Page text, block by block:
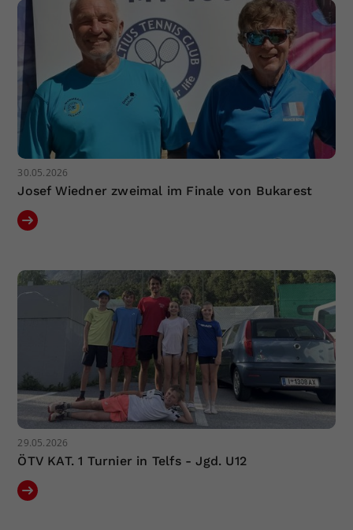
30.05.2026
Josef Wiedner zweimal im Finale von Bukarest
29.05.2026
ÖTV KAT. 1 Turnier in Telfs - Jgd. U12